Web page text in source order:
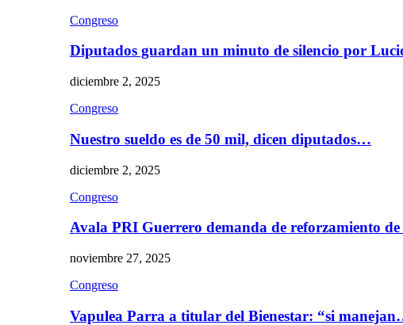
Congreso
Diputados guardan un minuto de silencio por
diciembre 2, 2025
Congreso
Nuestro sueldo es de 50 mil, dicen diputados…
diciembre 2, 2025
Congreso
Avala PRI Guerrero demanda de reforzamiento
noviembre 27, 2025
Congreso
Vapulea Parra a titular del Bienestar: “si